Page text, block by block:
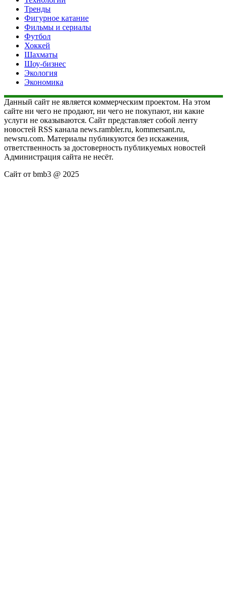
Тренды
Фигурное катание
Фильмы и сериалы
Футбол
Хоккей
Шахматы
Шоу-бизнес
Экология
Экономика
Данный сайт не является коммерческим проектом. На этом
сайте ни чего не продают, ни чего не покупают, ни какие
услуги не оказываются. Сайт представляет собой ленту
новостей RSS канала news.rambler.ru, kommersant.ru,
newsru.com. Материалы публикуются без искажения,
ответственность за достоверность публикуемых новостей
Администрация сайта не несёт.
Сайт от bmb3 @ 2025